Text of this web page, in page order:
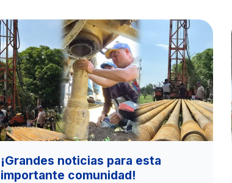
​¡Grandes noticias para esta
importante comunidad!